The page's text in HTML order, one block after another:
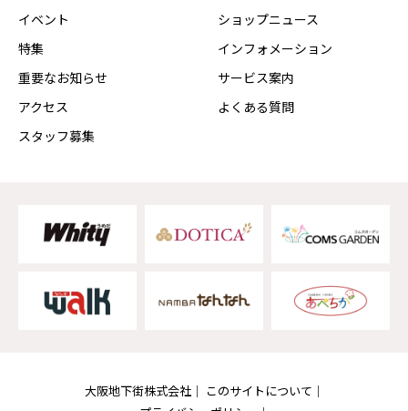
イベント
特集
重要なお知らせ
アクセス
スタッフ募集
ショップニュース
インフォメーション
サービス案内
よくある質問
大阪地下街株式会社
このサイトについて